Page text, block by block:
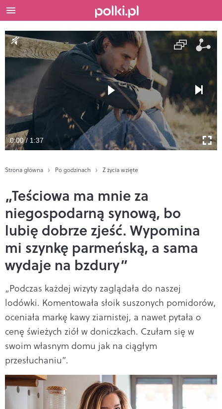
0:00 / 1:37
Strona główna Po godzinach Z życia wzięte
„Teściowa ma mnie za
niegospodarną synową, bo
lubię dobrze zjeść. Wypomina
mi szynkę parmeńską, a sama
wydaje na bzdury”
„Podczas każdej wizyty zaglądała do naszej
lodówki. Komentowała słoik suszonych pomidorów,
oceniała markę kawy ziarnistej, a nawet pytała o
cenę świeżych ziół w doniczkach. Czułam się w
swoim własnym domu jak na ciągłym
przesłuchaniu”.